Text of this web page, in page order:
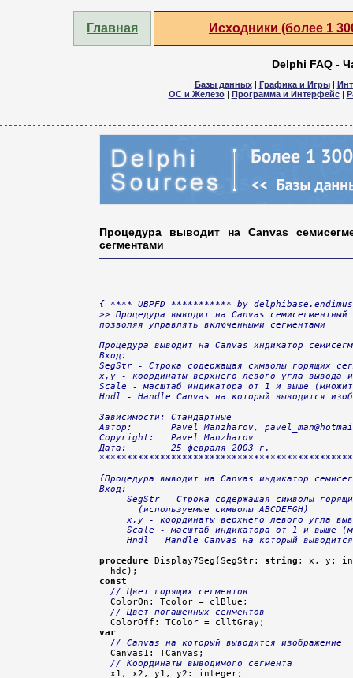
Главная Исходники (более 1
Delphi FAQ -
| Базы данных| Графика и Игры|
| ОС и Железо| Программа и Интерфейс|
Процедура выводит на Canvas
сегментами
{ **** UBPFD *********** by
>> Процедура выводит на Canvas семисегментный
позволяя управлять включенными сегментами
Процедура выводит на Canvas индикатор
Вход:
SegStr - Строка содержащая символы горящих
x,y - координаты верхнего левого угла вывода
Scale - масштаб индикатора от 1 и выше
Hndl - Handle Canvas на который выводится
Зависимости: Стандартные
Автор:       Pavel Manzharov,
Copyright:   Pavel Manzharov
Дата:        25 февраля 2003 г.
{Процедура выводит на Canvas индикатор
Вход:
SegStr - Строка содержащая символы
       (используемые символы ABCDEFGH)
x,y - координаты верхнего левого угла
Scale - масштаб индикатора от 1 и выше
Hndl - Handle Canvas на который
procedure Display7Seg(SegStr: string ; x, y:
const
// Цвет горящих сегментов
  ColorOn: Tcolor = clBlue;
// Цвет погашенных сенментов
var
// Canvas на который выводится изображение
  Canvas1: TCanvas;
// Координаты выводимого сегмента